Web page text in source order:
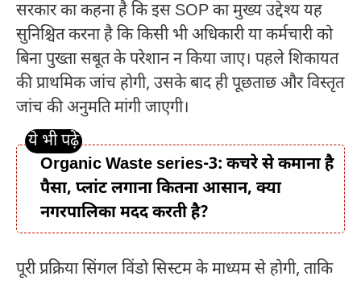
सरकार का कहना है कि इस SOP का मुख्य उद्देश्य यह
सुनिश्चित करना है कि किसी भी अधिकारी या कर्मचारी को
बिना पुख्ता सबूत के परेशान न किया जाए। पहले शिकायत
की प्राथमिक जांच होगी, उसके बाद ही पूछताछ और विस्तृत
जांच की अनुमति मांगी जाएगी।
Organic Waste series-3: कचरे से कमाना है
पैसा, प्लांट लगाना कितना आसान, क्या
नगरपालिका मदद करती है?
पूरी प्रक्रिया सिंगल विंडो सिस्टम के माध्यम से होगी, ताकि